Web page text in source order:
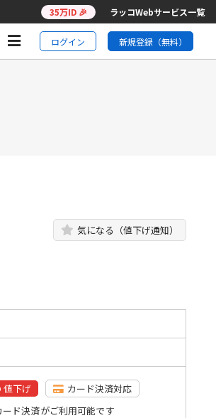
35万ID 🎉 ラッコWebサービス一覧
ログイン 新規登録（無料）
気になる（値下げ通知）
値下げ
カード決済対応
ド決済がご利用可能です